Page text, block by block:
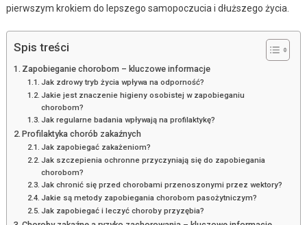
pierwszym krokiem do lepszego samopoczucia i dłuższego życia.
Spis treści
Zapobieganie chorobom – kluczowe informacje
Jak zdrowy tryb życia wpływa na odporność?
Jakie jest znaczenie higieny osobistej w zapobieganiu
chorobom?
Jak regularne badania wpływają na profilaktykę?
Profilaktyka chorób zakaźnych
Jak zapobiegać zakażeniom?
Jak szczepienia ochronne przyczyniają się do zapobiegania
chorobom?
Jak chronić się przed chorobami przenoszonymi przez wektory?
Jakie są metody zapobiegania chorobom pasożytniczym?
Jak zapobiegać i leczyć choroby przyzębia?